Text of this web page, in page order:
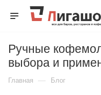
Ручные
выбора и
Главная — Блог